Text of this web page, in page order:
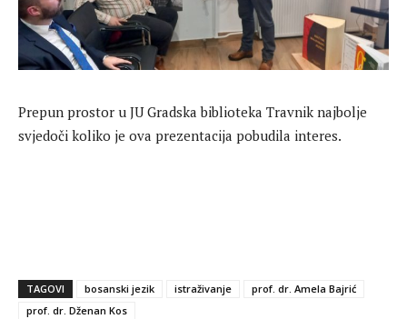
Prepun prostor u JU Gradska biblioteka Travnik najbolje
svjedoči koliko je ova prezentacija pobudila interes.
TAGOVI bosanski jezik istraživanje
prof. dr. Amela Bajrić
prof. dr. Dženan Kos